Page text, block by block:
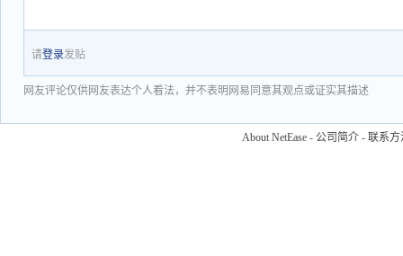
请登录发贴
网友评论仅供网友表达个人看法，并不表明网易同意其观点或证实其描述
About NetEase - 公司简介 - 联系方